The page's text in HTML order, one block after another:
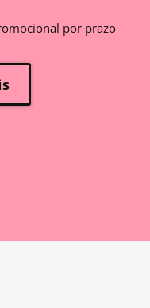
por prazo